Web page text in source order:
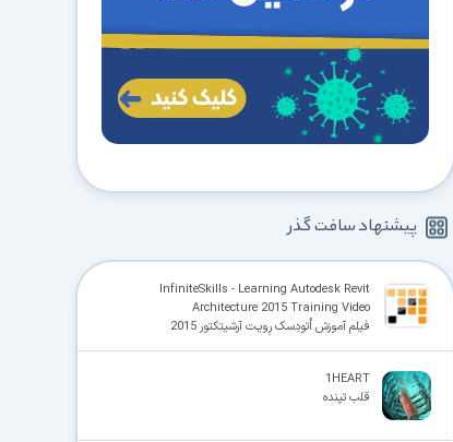
پیشنهاد سافت گذر
InfiniteSkills - Learning Autodesk Revit
Architecture 2015 Training Video
فیلم آموزش اُتودِسک رِویـت آرشیتکتور 2015
1HEART
قلب تپنده